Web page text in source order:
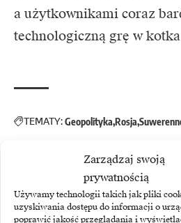
Zarządzaj swoją
prywatnością
Używamy technologii takich jak pliki
uzyskiwania dostępu do informacji o
poprawić jakość przeglądania i
a użytkownikami coraz
technologiczną grę w
TEMATY:Geopolityka Rosja